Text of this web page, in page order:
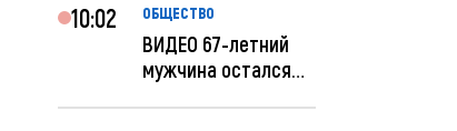
10:02 ОБЩЕСТВО
ВИДЕО 67-летний
мужчина остался